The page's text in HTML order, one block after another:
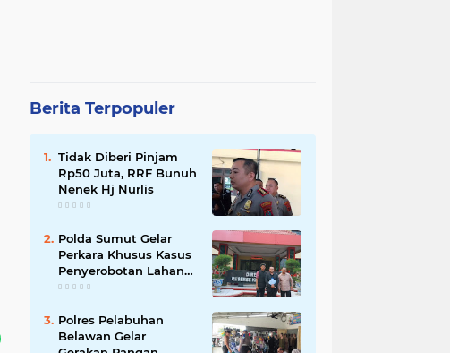
Berita Terpopuler
Tidak Diberi Pinjam
Rp50 Juta, RRF Bunuh
Nenek Hj Nurlis
Polda Sumut Gelar
Perkara Khusus Kasus
Penyerobotan Lahan
Jalan Sei Belutu,
Minta Kasus
Dilanjutkan
Polres Pelabuhan
Belawan Gelar